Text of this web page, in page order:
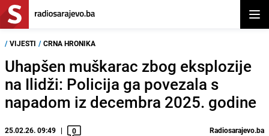
/ VIJESTI / CRNA HRONIKA
Uhapšen muškarac zbog eksplozije
na Ilidži: Policija ga povezala s
napadom iz decembra 2025. godine
25.02.26. 09:49 0 Radiosarajevo.ba